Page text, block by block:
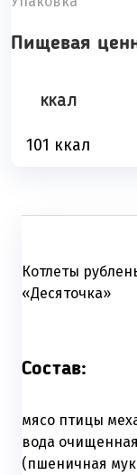
Пищевая
ккал
101 ккал
Котлеты
«Десяточка»
Состав:
мясо птицы
вода
(пшеничная